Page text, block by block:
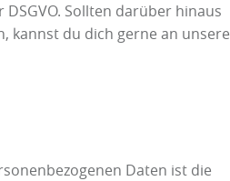
Sollten darüber hinaus
kannst du dich gerne an unsere
Daten ist die